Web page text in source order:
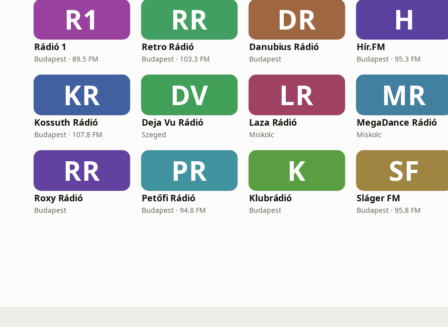
R1
Rádió 1
Budapest · 89.5 FM
RR
Retro Rádió
Budapest · 103.3 FM
DR
Danubius Rádió
Budapest
H
Hír.FM
Budapest · 95.3 FM
KR
Kossuth Rádió
Budapest · 107.8 FM
DV
Deja Vu Rádió
Szeged
LR
Laza Rádió
Miskolc
MR
MegaDance Rádió
Miskolc
RR
Roxy Rádió
Budapest
PR
Petőfi Rádió
Budapest · 94.8 FM
K
Klubrádió
Budapest
SF
Sláger FM
Budapest · 95.8 FM